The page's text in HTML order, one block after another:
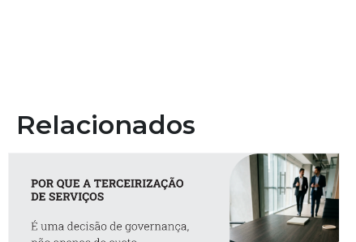
Relacionados